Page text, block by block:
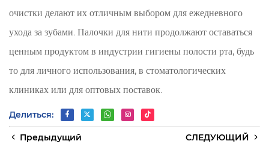
очистки делают их отличным выбором для ежедневного
ухода за зубами. Палочки для нити продолжают оставаться
ценным продуктом в индустрии гигиены полости рта, будь
то для личного использования, в стоматологических
клиниках или для оптовых поставок.
Делиться:
Предыдущий СЛЕДУЮЩИЙ